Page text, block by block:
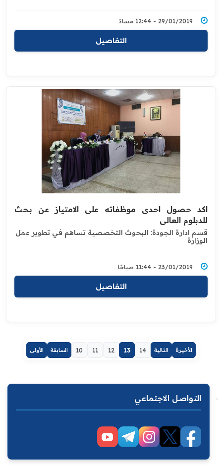
29/01/2019 - 12:44 مساءً
التفاصيل
اكد حصول احدى موظفاته على الامتياز عن بحث
للدبلوم العالي
قسم ادارة الجودة: البحوث التخصصية تساهم في تطوير عمل
الوزارة
23/01/2019 - 11:44 صباحًا
التفاصيل
الأولى السابقة 10 11 12 13 14 التالية الأخيرة
التواصل الاجتماعي